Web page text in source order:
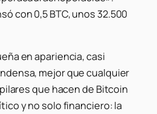
con 0,5 BTC, unos 32.500
en apariencia, casi
mejor que cualquier
que hacen de Bitcoin
y no solo financiero: la